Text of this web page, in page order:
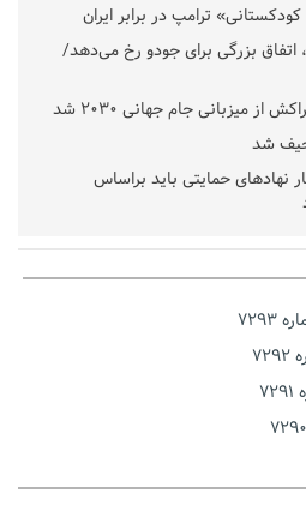
ترامپ در برابر ایران
اتفاق بزرگی برای جودو رخ می‌دهد/
میزبانی جام جهانی ۲۰۳۰ شد
حیف شد
نهادهای حمایتی باید براساس
از مراجع رسمی فاقد سندیت است
ایران و عمان درباره تنگه هرمز،
کشاورزان گیلان نسبت به